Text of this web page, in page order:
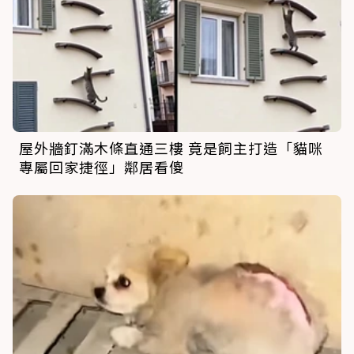
屋外牆釘滿木條直通三樓 竟是飼主打造「貓咪
專屬回家捷徑」鄰居看傻